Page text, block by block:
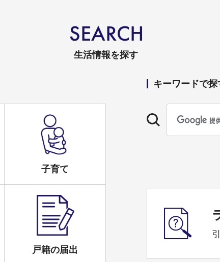
生活情報を探す
子育て
戸籍の届出
キーワードで探